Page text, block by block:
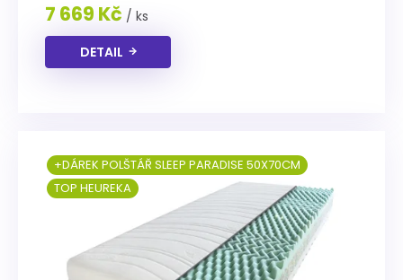
7 669 Kč / ks
DETAIL
+DÁREK POLŠTÁŘ SLEEP PARADISE 50X70CM
TOP HEUREKA